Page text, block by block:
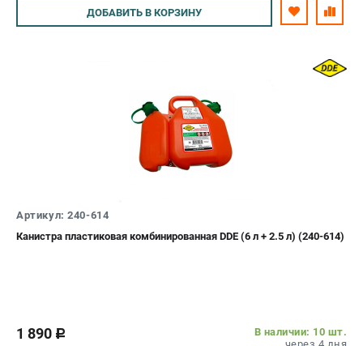
Авторизуйтесь
ДОБАВИТЬ В КОРЗИНУ
Артикул: 240-614
Канистра пластиковая комбинированная DDE (6 л + 2.5 л) (240-614)
1 890 c
В наличии: 10 шт.